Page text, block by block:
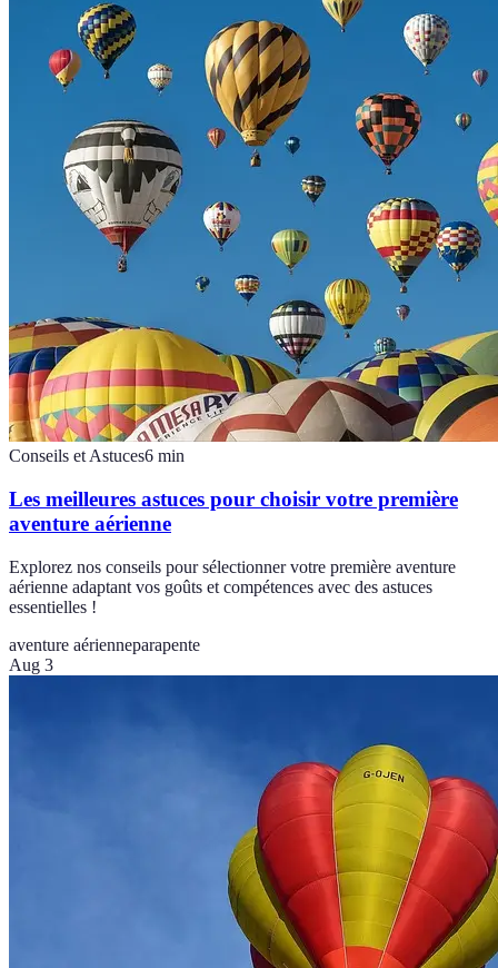
Conseils et Astuces6 min
Les meilleures astuces pour choisir votre première
aventure aérienne
Explorez nos conseils pour sélectionner votre première aventure
aérienne adaptant vos goûts et compétences avec des astuces
essentielles !
aventure aérienneparapente
Aug 3